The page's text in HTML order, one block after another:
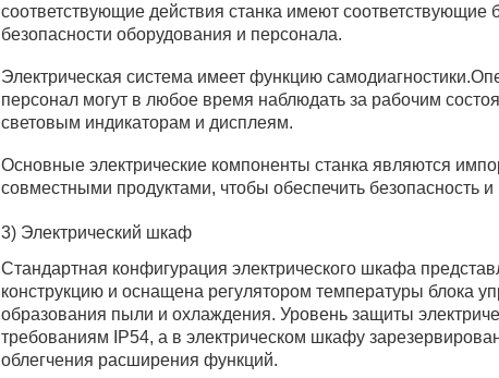
соответствующие действия станка имеют соответствующие
безопасности оборудования и персонала.
Электрическая система имеет функцию
персонал могут в любое время наблюдать за рабочим
световым индикаторам и дисплеям.
Основные электрические компоненты станка являются
совместными продуктами, чтобы обеспечить безопасность и
3) Электрический шкаф
Стандартная конфигурация электрического шкафа
конструкцию и оснащена регулятором температуры блока
образования пыли и охлаждения. Уровень защиты
требованиям IP54, а в электрическом шкафу
облегчения расширения функций.